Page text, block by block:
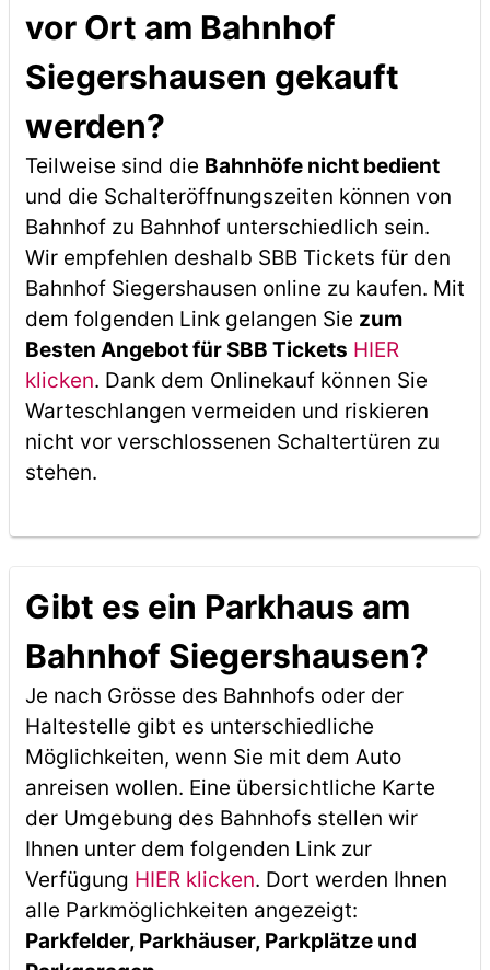
vor Ort am Bahnhof
Siegershausen gekauft
werden?
Teilweise sind die Bahnhöfe nicht bedient
und die Schalteröffnungszeiten können von
Bahnhof zu Bahnhof unterschiedlich sein.
Wir empfehlen deshalb SBB Tickets für den
Bahnhof Siegershausen online zu kaufen. Mit
dem folgenden Link gelangen Sie zum
Besten Angebot für SBB Tickets HIER
klicken. Dank dem Onlinekauf können Sie
Warteschlangen vermeiden und riskieren
nicht vor verschlossenen Schaltertüren zu
stehen.
Gibt es ein Parkhaus am
Bahnhof Siegershausen?
Je nach Grösse des Bahnhofs oder der
Haltestelle gibt es unterschiedliche
Möglichkeiten, wenn Sie mit dem Auto
anreisen wollen. Eine übersichtliche Karte
der Umgebung des Bahnhofs stellen wir
Ihnen unter dem folgenden Link zur
Verfügung HIER klicken. Dort werden Ihnen
alle Parkmöglichkeiten angezeigt:
Parkfelder, Parkhäuser, Parkplätze und